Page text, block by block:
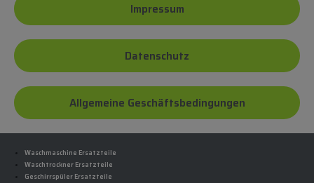
Impressum
Datenschutz
Allgemeine Geschäftsbedingungen
Waschmaschine Ersatzteile
Waschtrockner Ersatzteile
Geschirrspüler Ersatzteile